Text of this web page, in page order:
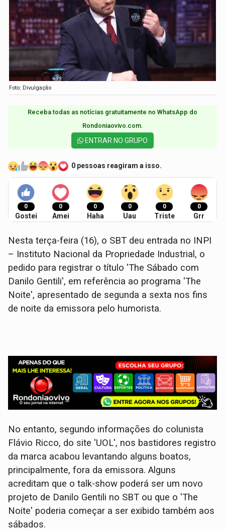
Foto: Divulgação
Receba todas as notícias gratuitamente no WhatsApp do
Rondoniaovivo.com.​
ENTRAR NO GRUPO
0 pessoas reagiram a isso.
0
Gostei
0
Amei
0
Haha
0
Uau
0
Triste
0
Grr
Nesta terça-feira (16), o SBT deu entrada no INPI
– Instituto Nacional da Propriedade Industrial, o
pedido para registrar o título 'The Sábado com
Danilo Gentili', em referência ao programa 'The
Noite', apresentado de segunda a sexta nos fins
de noite da emissora pelo humorista.
No entanto, segundo informações do colunista
Flávio Ricco, do site 'UOL', nos bastidores registro
da marca acabou levantando alguns boatos,
principalmente, fora da emissora. Alguns
acreditam que o talk-show poderá ser um novo
projeto de Danilo Gentili no SBT ou que o 'The
Noite' poderia começar a ser exibido também aos
sábados.